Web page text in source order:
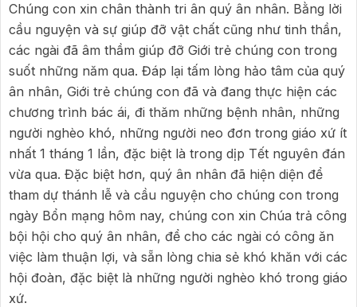
Chúng con xin chân thành tri ân quý ân nhân. Bằng lời
cầu nguyện và sự giúp đỡ vật chất cũng như tinh thần,
các ngài đã âm thầm giúp đỡ Giới trẻ chúng con trong
suốt những năm qua. Đáp lại tấm lòng hảo tâm của quý
ân nhân, Giới trẻ chúng con đã và đang thực hiện các
chương trình bác ái, đi thăm những bệnh nhân, những
người nghèo khó, những người neo đơn trong giáo xứ ít
nhất 1 tháng 1 lần, đặc biệt là trong dịp Tết nguyên đán
vừa qua. Đặc biệt hơn, quý ân nhân đã hiện diện để
tham dự thánh lễ và cầu nguyện cho chúng con trong
ngày Bổn mạng hôm nay, chúng con xin Chúa trả công
bội hội cho quý ân nhân, để cho các ngài có công ăn
việc làm thuận lợi, và sẵn lòng chia sẻ khó khăn với các
hội đoàn, đặc biệt là những người nghèo khó trong giáo
xứ.